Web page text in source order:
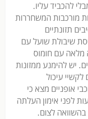
להכביד עליו.
מורכבות המשחררות
תזונתיים
שיבולת שועל עם
מלאה עם חומוס
יש להימנע ממזונות
לקשיי עיכול
אופניים מצא כי
ארוחה עשירה בפחמימות 3 שעות לפני אימון העלתה